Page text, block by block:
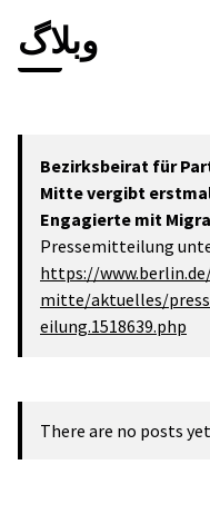
وبلاگ
Bezirksbeirat für
Mitte vergibt
Engagierte mit
Pressemitteilung
https://
mitte/aktuelles/
eilung.1518639.php
There are no posts